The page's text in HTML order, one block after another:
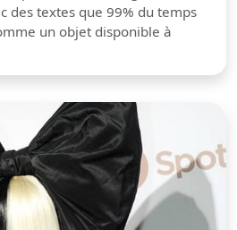
des textes que 99% du temps
un objet disponible à